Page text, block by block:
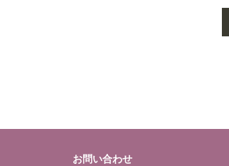
お問い合わせ